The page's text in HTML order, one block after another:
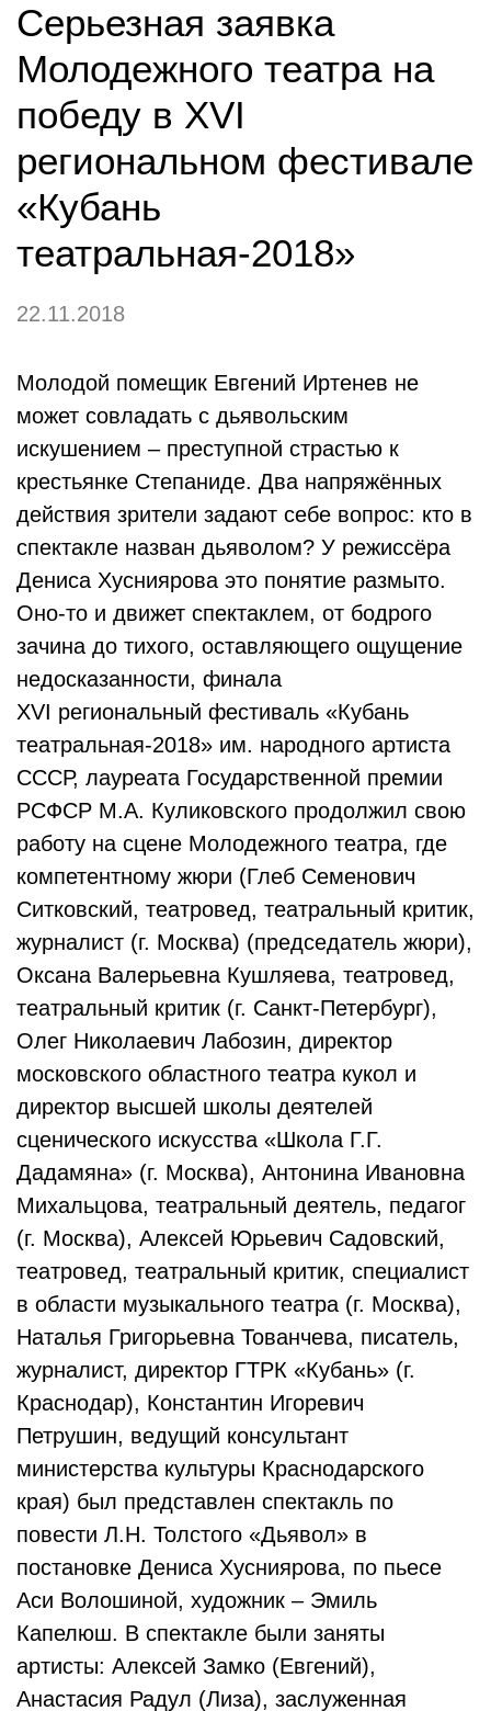
Серьезная заявка
Молодежного театра на
победу в XVI
региональном фестивале
«Кубань
театральная-2018»
22.11.2018
Молодой помещик Евгений Иртенев не
может совладать с дьявольским
искушением – преступной страстью к
крестьянке Степаниде. Два напряжённых
действия зрители задают себе вопрос: кто в
спектакле назван дьяволом? У режиссёра
Дениса Хусниярова это понятие размыто.
Оно-то и движет спектаклем, от бодрого
зачина до тихого, оставляющего ощущение
недосказанности, финала
XVI региональный фестиваль «Кубань
театральная-2018» им. народного артиста
СССР, лауреата Государственной премии
РСФСР М.А. Куликовского продолжил свою
работу на сцене Молодежного театра, где
компетентному жюри (Глеб Семенович
Ситковский, театровед, театральный критик,
журналист (г. Москва) (председатель жюри),
Оксана Валерьевна Кушляева, театровед,
театральный критик (г. Санкт-Петербург),
Олег Николаевич Лабозин, директор
московского областного театра кукол и
директор высшей школы деятелей
сценического искусства «Школа Г.Г.
Дадамяна» (г. Москва), Антонина Ивановна
Михальцова, театральный деятель, педагог
(г. Москва), Алексей Юрьевич Садовский,
театровед, театральный критик, специалист
в области музыкального театра (г. Москва),
Наталья Григорьевна Тованчева, писатель,
журналист, директор ГТРК «Кубань» (г.
Краснодар), Константин Игоревич
Петрушин, ведущий консультант
министерства культуры Краснодарского
края) был представлен спектакль по
повести Л.Н. Толстого «Дьявол» в
постановке Дениса Хусниярова, по пьесе
Аси Волошиной, художник – Эмиль
Капелюш. В спектакле были заняты
артисты: Алексей Замко (Евгений),
Анастасия Радул (Лиза), заслуженная